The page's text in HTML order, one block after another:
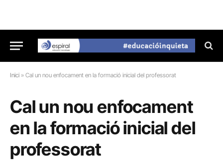
Inici » Cal un nou enfocament en la formació inicial del professorat
Cal un nou enfocament
en la formació inicial del
professorat